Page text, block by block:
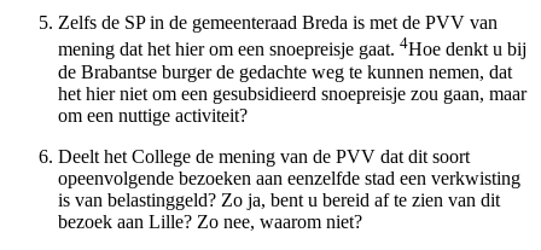
Zelfs de SP in de gemeenteraad Breda is met de PVV van
mening dat het hier om een snoepreisje gaat. 4Hoe denkt u bij
de Brabantse burger de gedachte weg te kunnen nemen, dat
het hier niet om een gesubsidieerd snoepreisje zou gaan, maar
om een nuttige activiteit?
Deelt het College de mening van de PVV dat dit soort
opeenvolgende bezoeken aan eenzelfde stad een verkwisting
is van belastinggeld? Zo ja, bent u bereid af te zien van dit
bezoek aan Lille? Zo nee, waarom niet?